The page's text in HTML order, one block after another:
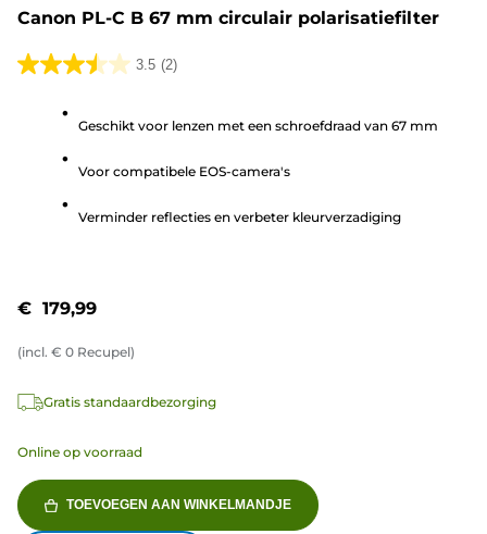
Canon PL-C B 67 mm circulair polarisatiefilter
3.5 (2)
3.5
sterren.
Geschikt voor lenzen met een schroefdraad van 67 mm
Voor compatibele EOS-camera's
Verminder reflecties en verbeter kleurverzadiging
€ 179,99
(incl. € 0 Recupel)
Gratis standaardbezorging
Online op voorraad
TOEVOEGEN AAN WINKELMANDJE